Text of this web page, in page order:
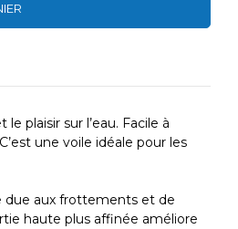
plaisir sur l’eau. Facile à
une voile idéale pour les
due aux frottements et de
haute plus affinée améliore